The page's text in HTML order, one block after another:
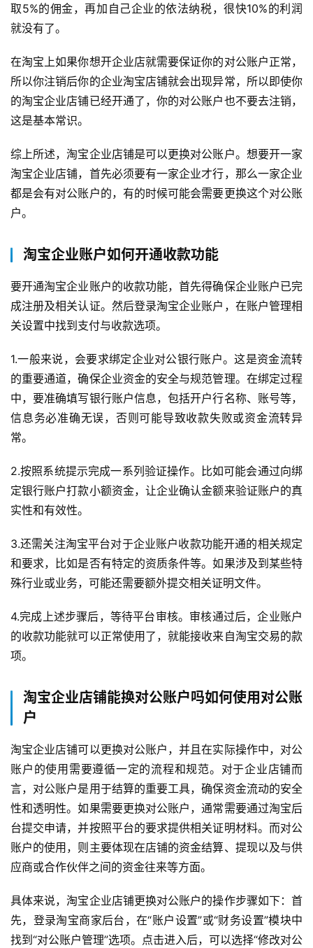
化
i
观
察
商
运
营
带
引
流
广
私
域
社
问
答
区
取5%的佣金，再加自己企业的依法纳税，很快10%的利润
就没有了。
在淘宝上如果你想开企业店就需要保证你的对公账户正常，
所以你注销后你的企业淘宝店铺就会出现异常，所以即使你
的淘宝企业店铺已经开通了，你的对公账户也不要去注销，
这是基本常识。
综上所述，淘宝企业店铺是可以更换对公账户。想要开一家
淘宝企业店铺，首先必须要有一家企业才行，那么一家企业
都是会有对公账户的，有的时候可能会需要更换这个对公账
户。
淘宝企业账户如何开通收款功能
要开通淘宝企业账户的收款功能，首先得确保企业账户已完
成注册及相关认证。然后登录淘宝企业账户，在账户管理相
关设置中找到支付与收款选项。
1.一般来说，会要求绑定企业对公银行账户。这是资金流转
的重要通道，确保企业资金的安全与规范管理。在绑定过程
中，要准确填写银行账户信息，包括开户行名称、账号等，
信息务必准确无误，否则可能导致收款失败或资金流转异
常。
2.按照系统提示完成一系列验证操作。比如可能会通过向绑
定银行账户打款小额资金，让企业确认金额来验证账户的真
实性和有效性。
3.还需关注淘宝平台对于企业账户收款功能开通的相关规定
和要求，比如是否有特定的资质条件等。如果涉及到某些特
殊行业或业务，可能还需要额外提交相关证明文件。
4.完成上述步骤后，等待平台审核。审核通过后，企业账户
的收款功能就可以正常使用了，就能接收来自淘宝交易的款
项。
淘宝企业店铺能换对公账户吗如何使用对公账
户
淘宝企业店铺可以更换对公账户，并且在实际操作中，对公
账户的使用需要遵循一定的流程和规范。对于企业店铺而
言，对公账户是用于结算的重要工具，确保资金流动的安全
性和透明性。如果需要更换对公账户，通常需要通过淘宝后
台提交申请，并按照平台的要求提供相关证明材料。而对公
账户的使用，则主要体现在店铺的资金结算、提现以及与供
应商或合作伙伴之间的资金往来等方面。
具体来说，淘宝企业店铺更换对公账户的操作步骤如下：首
先，登录淘宝商家后台，在“账户设置”或“财务设置”模块中
找到“对公账户管理”选项。点击进入后，可以选择“修改对公